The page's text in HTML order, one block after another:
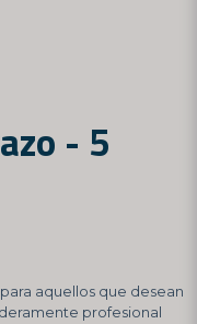
- 5
aquellos que desean
profesional